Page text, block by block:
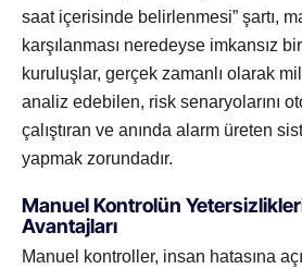
saat içerisinde belirlenmesi” şartı,
karşılanması neredeyse imkansız
kuruluşlar, gerçek zamanlı olarak
analiz edebilen, risk senaryolarını
çalıştıran ve anında alarm üreten
yapmak zorundadır.
Manuel Kontrolün
Avantajları
Manuel kontroller, insan hatasına